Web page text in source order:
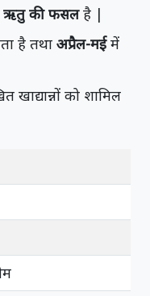
ऋतु की फसलहै |
है तथा अप्रैल-मईमें
को शामिल